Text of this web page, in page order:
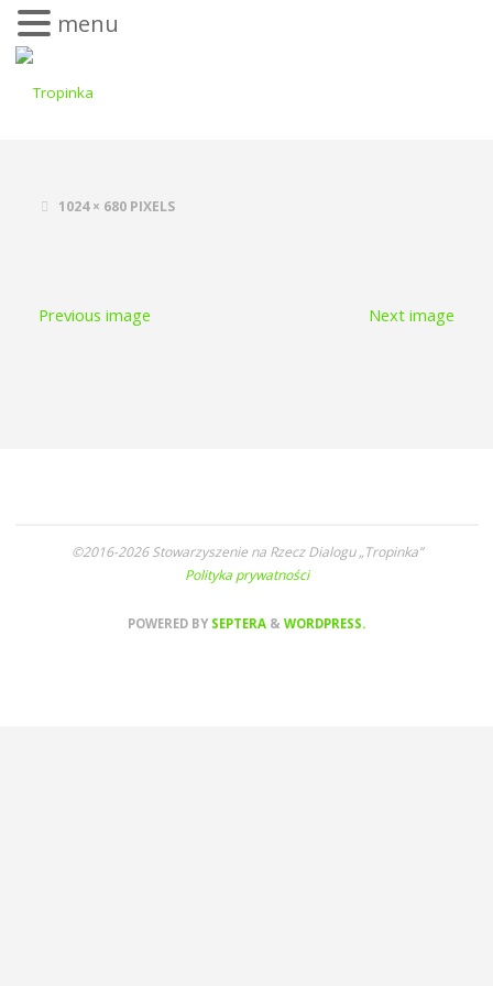
1024 × 680 PIXELS
Previous image Next image
©2016-2026 Stowarzyszenie na Rzecz Dialogu „Tropinka”
Polityka prywatności
POWERED BY SEPTERA & WORDPRESS.
menu